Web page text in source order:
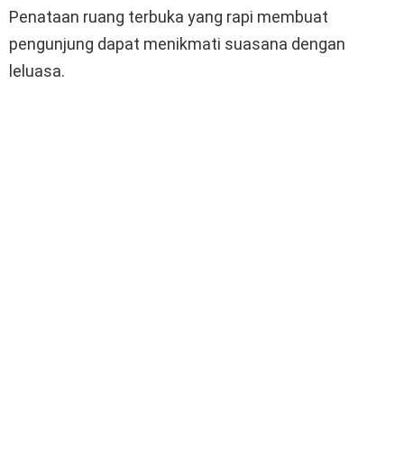
Penataan ruang terbuka yang rapi membuat
pengunjung dapat menikmati suasana dengan
leluasa.